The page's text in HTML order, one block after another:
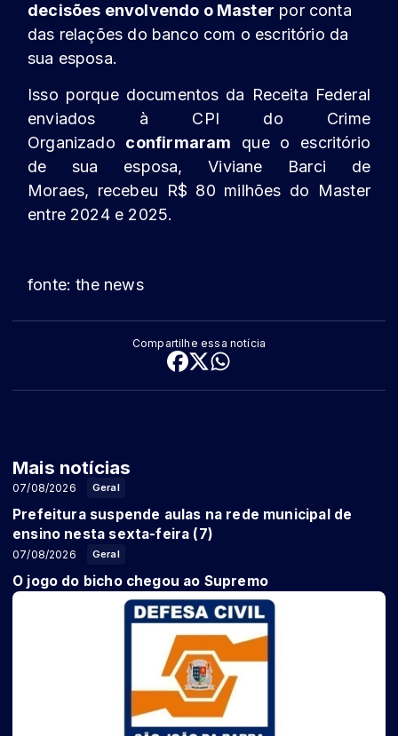
decisões envolvendo o Master por conta
das relações do banco com o escritório da
sua esposa.
Isso porque documentos da Receita Federal
enviados à CPI do Crime
Organizado confirmaram que o escritório
de sua esposa, Viviane Barci de
Moraes, recebeu R$ 80 milhões do Master
entre 2024 e 2025.
fonte: the news
Compartilhe essa notícia
Mais notícias
Geral
07/08/2026
Prefeitura suspende aulas na rede municipal de
ensino nesta sexta-feira (7)
Geral
07/08/2026
O jogo do bicho chegou ao Supremo